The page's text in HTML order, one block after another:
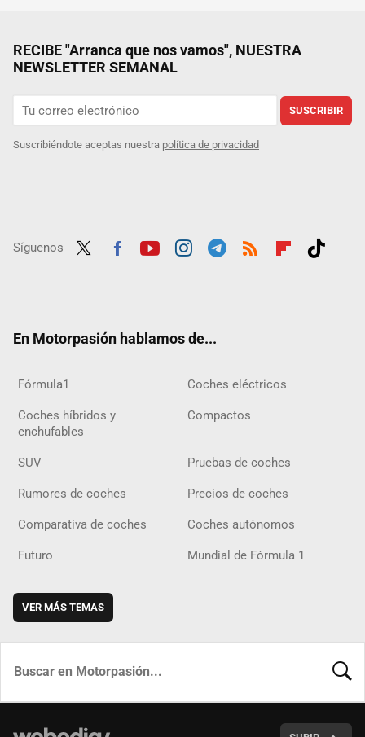
RECIBE "Arranca que nos vamos", NUESTRA
NEWSLETTER SEMANAL
SUSCRIBIR
Suscribiéndote aceptas nuestra política de privacidad
Síguenos
En Motorpasión hablamos de...
Fórmula1 Coches eléctricos
Coches híbridos y
enchufables
Compactos
SUV Pruebas de coches
Rumores de coches Precios de coches
Comparativa de coches Coches autónomos
Futuro Mundial de Fórmula 1
VER MÁS TEMAS